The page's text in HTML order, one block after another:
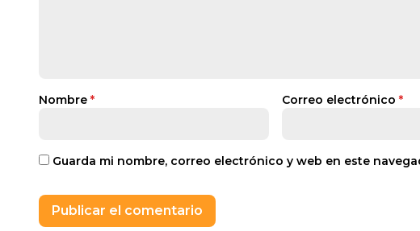
Nombre * Correo electrónico*
Guarda mi nombre, correo electrónico y web en este